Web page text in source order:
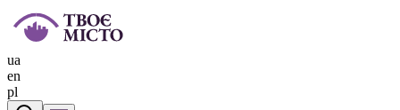
ua
en
pl